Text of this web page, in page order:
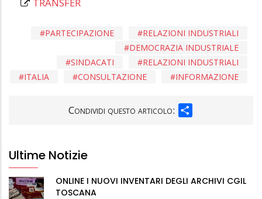
RELAZIONI INDUSTRIALI
PARTECIPAZIONE
DEMOCRAZIA INDUSTRIALE
RELAZIONI INDUSTRIALI
SINDACATI
INFORMAZIONE
CONSULTAZIONE
ITALIA
Condividi questo articolo:
Ultime Notizie
ONLINE I NUOVI INVENTARI DEGLI ARCHIVI CGIL
TOSCANA